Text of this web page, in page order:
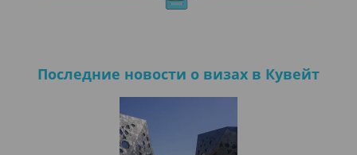
Оформление визы
Последние новости о визах в Кувейт